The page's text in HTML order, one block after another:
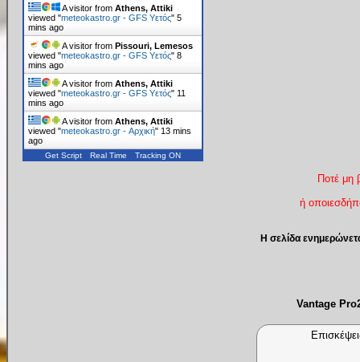
A visitor fromAthens, Attiki
viewed "meteokastro.gr - GFS Υετός"5
mins ago
A visitor fromPissouri, Lemesos
viewed "meteokastro.gr - GFS Υετός"8
mins ago
A visitor fromAthens, Attiki
viewed "meteokastro.gr - GFS Υετός" 11
mins ago
A visitor fromAthens, Attiki
viewed "meteokastro.gr - Αρχική" 13 mins
ago
Get Script Real Time Tracking ON
Ποτέ μη
ή
Η σελίδα
Vantage